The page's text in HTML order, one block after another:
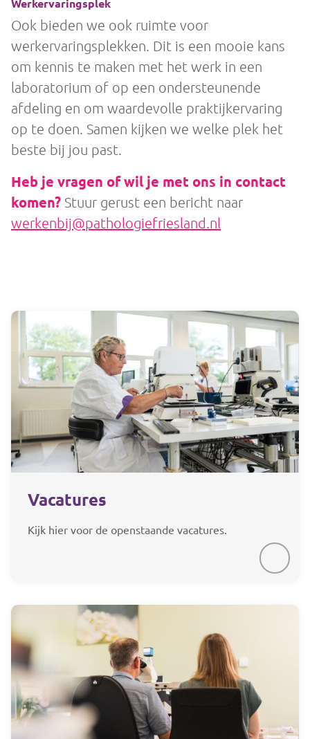
Werkervaringsplek
Ook bieden we ook ruimte voor
werkervaringsplekken. Dit is een mooie kans
om kennis te maken met het werk in een
laboratorium of op een ondersteunende
afdeling en om waardevolle praktijkervaring
op te doen. Samen kijken we welke plek het
beste bij jou past.
Heb je vragen of wil je met ons in contact
komen? Stuur gerust een bericht naar
werkenbij@pathologiefriesland.nl
Vacatures
Kijk hier voor de openstaande vacatures.